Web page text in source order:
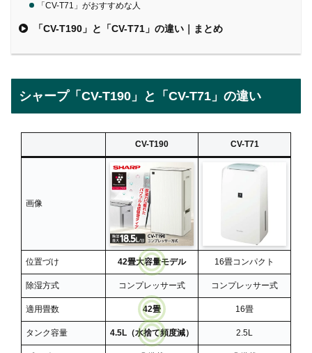
「CV-T71」がおすすめな人
「CV-T190」と「CV-T71」の違い｜まとめ
シャープ「CV-T190」と「CV-T71」の違い
CV-T190 CV-T71
画像
位置づけ 42畳大容量モデル 16畳コンパクト
除湿方式 コンプレッサー式 コンプレッサー式
適用畳数 42畳 16畳
タンク容量 4.5L（水捨て頻度減） 2.5L